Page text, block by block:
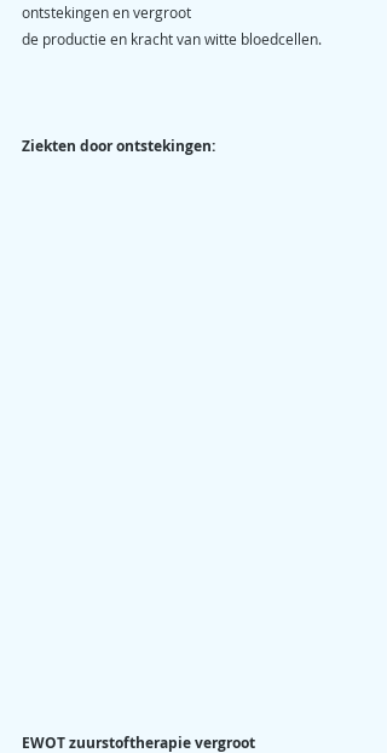
ontstekingen en vergroot
de productie en kracht van witte bloedcellen.
Ziekten door ontstekingen:
EWOT zuurstoftherapie vergroot